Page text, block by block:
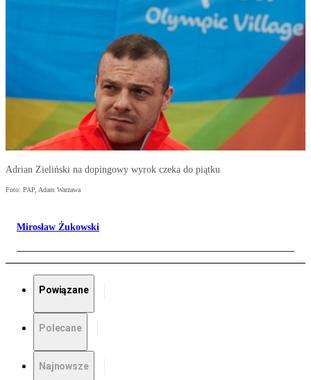
Adrian Zieliński na dopingowy wyrok czeka do piątku
Foto: PAP, Adam Warżawa
Mirosław Żukowski
Powiązane
Polecane
Najnowsze